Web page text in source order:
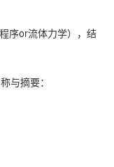
序or流体力学），结
与摘要：